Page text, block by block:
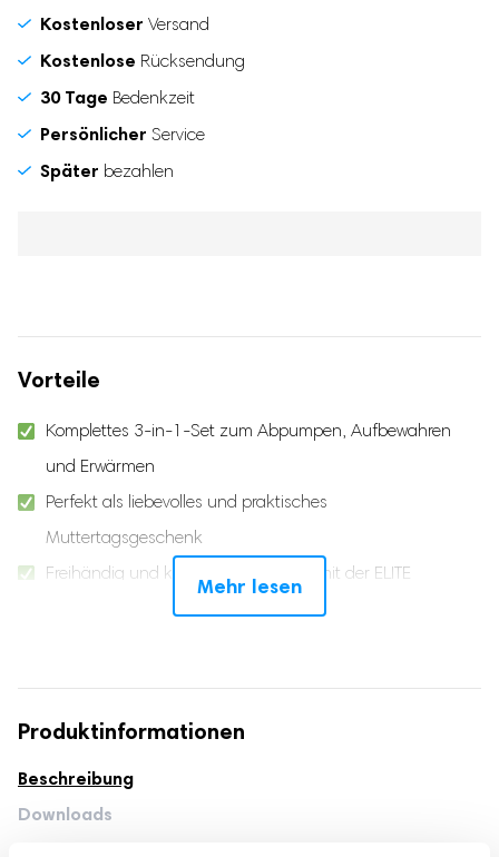
Kostenloser Versand
Kostenlose Rücksendung
30 Tage Bedenkzeit
Persönlicher Service
Später bezahlen
Vorteile
Komplettes 3-in-1-Set zum Abpumpen, Aufbewahren
und Erwärmen
Perfekt als liebevolles und praktisches
Muttertagsgeschenk
Freihändig und kabellos abpumpen mit der ELITE
Doppelmilchpumpe
Tragbarer Flaschenwärmer mit leistungsstarkem 8.800
mAh Akku
Mehr lesen
Produktinformationen
Beschreibung
Downloads